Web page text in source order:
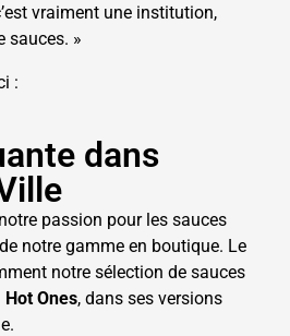
vraiment une institution,
sauces. »
:
dans
passion pour les sauces
notre gamme en boutique. Le
notre sélection de sauces
Hot Ones, dans ses versions